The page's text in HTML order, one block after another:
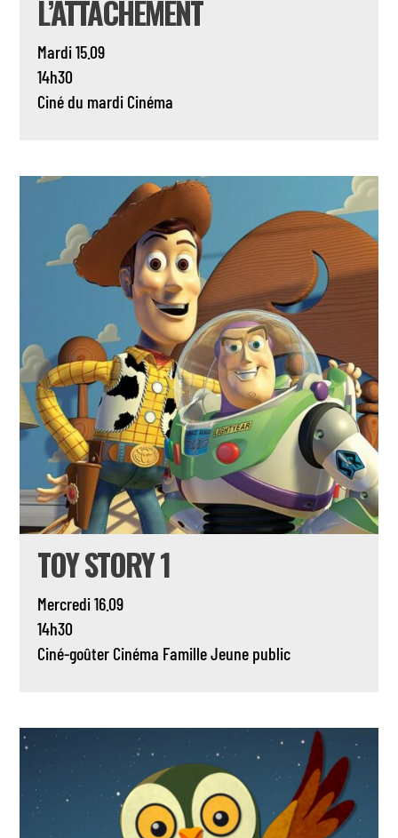
L’ATTACHEMENT
Mardi 15.09
14h30
Ciné du mardi Cinéma
TOY STORY 1
Mercredi 16.09
14h30
Ciné-goûter Cinéma FamilleJeune public